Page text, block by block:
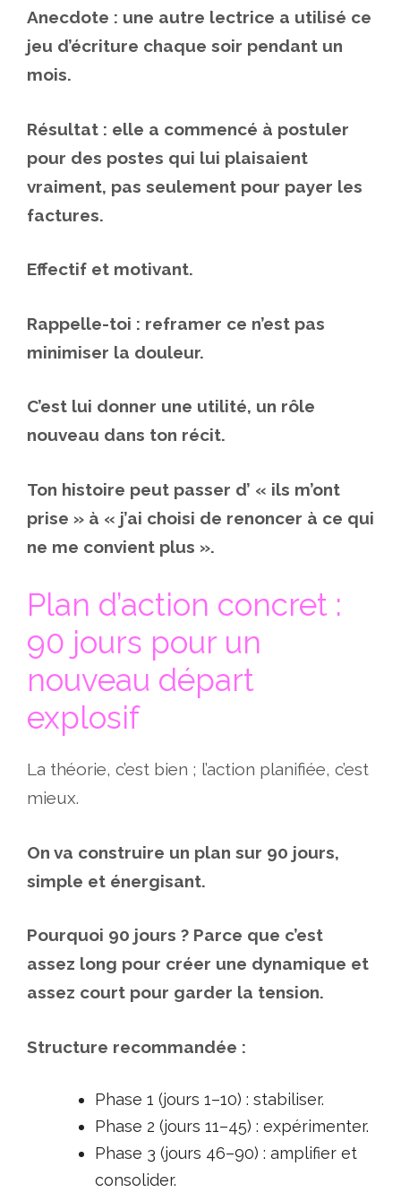
Anecdote : une autre lectrice a utilisé ce
jeu d’écriture chaque soir pendant un
mois.
Résultat : elle a commencé à postuler
pour des postes qui lui plaisaient
vraiment, pas seulement pour payer les
factures.
Effectif et motivant.
Rappelle-toi : reframer ce n’est pas
minimiser la douleur.
C’est lui donner une utilité, un rôle
nouveau dans ton récit.
Ton histoire peut passer d’ « ils m’ont
prise » à « j’ai choisi de renoncer à ce qui
ne me convient plus ».
Plan d’action concret :
90 jours pour un
nouveau départ
explosif
La théorie, c’est bien ; l’action planifiée, c’est
mieux.
On va construire un plan sur 90 jours,
simple et énergisant.
Pourquoi 90 jours ? Parce que c’est
assez long pour créer une dynamique et
assez court pour garder la tension.
Structure recommandée :
Phase 1 (jours 1–10) : stabiliser.
Phase 2 (jours 11–45) : expérimenter.
Phase 3 (jours 46–90) : amplifier et
consolider.